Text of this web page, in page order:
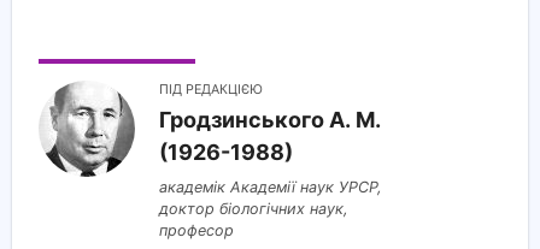
ПІД РЕДАКЦІЄЮ
Гродзинського A. M.
(1926-1988)
академік Академії наук УРСР,
доктор біологічних наук,
професор